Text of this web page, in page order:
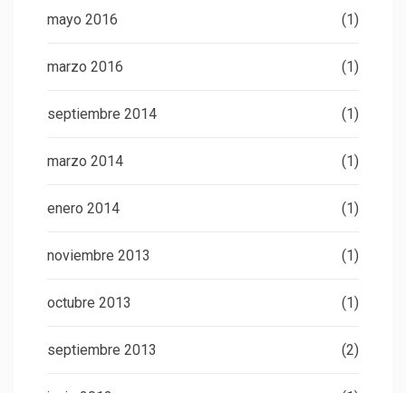
mayo 2016 (1)
marzo 2016 (1)
septiembre 2014 (1)
marzo 2014 (1)
enero 2014 (1)
noviembre 2013 (1)
octubre 2013 (1)
septiembre 2013 (2)